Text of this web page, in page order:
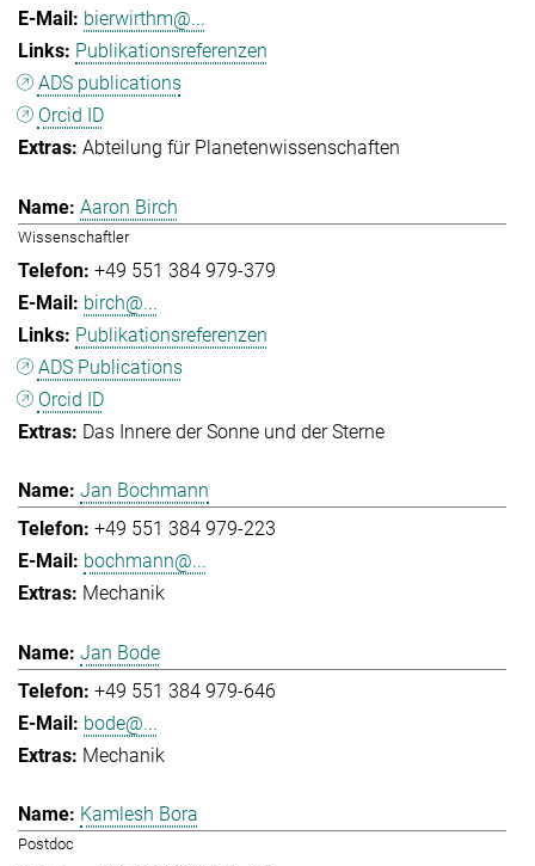
bierwirthm@...
Publikationsreferenzen
ADS publications
Orcid ID
Abteilung für Planetenwissenschaften
Aaron Birch
Wissenschaftler
+49 551 384 979-379
birch@...
Publikationsreferenzen
ADS Publications
Orcid ID
Das Innere der Sonne und der Sterne
Jan Bochmann
+49 551 384 979-223
bochmann@...
Mechanik
Jan Bode
+49 551 384 979-646
bode@...
Mechanik
Kamlesh Bora
Postdoc